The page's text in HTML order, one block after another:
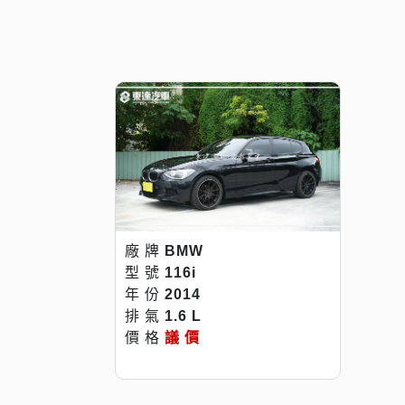
廠 牌 BMW
型 號 116i
年 份 2014
排 氣 1.6 L
價 格 議 價